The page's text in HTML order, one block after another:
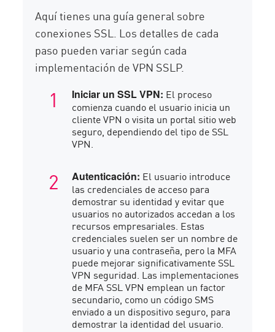
Aquí tienes una guía general sobre
conexiones SSL. Los detalles de cada
paso pueden variar según cada
implementación de VPN SSLP.
Iniciar un SSL VPN: El proceso
comienza cuando el usuario inicia un
cliente VPN o visita un portal sitio web
seguro, dependiendo del tipo de SSL
VPN.
Autenticación: El usuario introduce
las credenciales de acceso para
demostrar su identidad y evitar que
usuarios no autorizados accedan a los
recursos empresariales. Estas
credenciales suelen ser un nombre de
usuario y una contraseña, pero la MFA
puede mejorar significativamente SSL
VPN seguridad. Las implementaciones
de MFA SSL VPN emplean un factor
secundario, como un código SMS
enviado a un dispositivo seguro, para
demostrar la identidad del usuario.